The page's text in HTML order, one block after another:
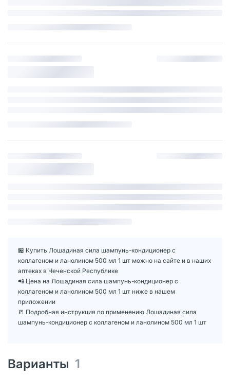
🏪 Купить Лошадиная сила шампунь-кондиционер с
коллагеном и ланолином 500 мл 1 шт можно на сайте и в наших
аптеках в Чеченской Республике
📲 Цена на Лошадиная сила шампунь-кондиционер с
коллагеном и ланолином 500 мл 1 шт ниже в нашем
приложении
📒 Подробная инструкция по применению Лошадиная сила
шампунь-кондиционер с коллагеном и ланолином 500 мл 1 шт
Варианты 1